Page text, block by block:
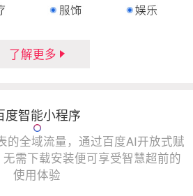
了解更多
度智能小程序
的全域流量，通过百度AI开放式赋
需下载安装便可享受智慧超前的
使用体验